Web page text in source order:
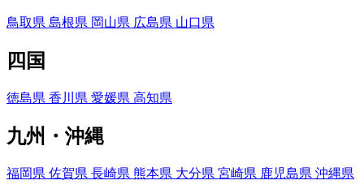
鳥取県 島根県 岡山県 広島県 山口県
四国
徳島県 香川県 愛媛県 高知県
九州・沖縄
福岡県 佐賀県 長崎県 熊本県 大分県 宮崎県 鹿児島県 沖縄県